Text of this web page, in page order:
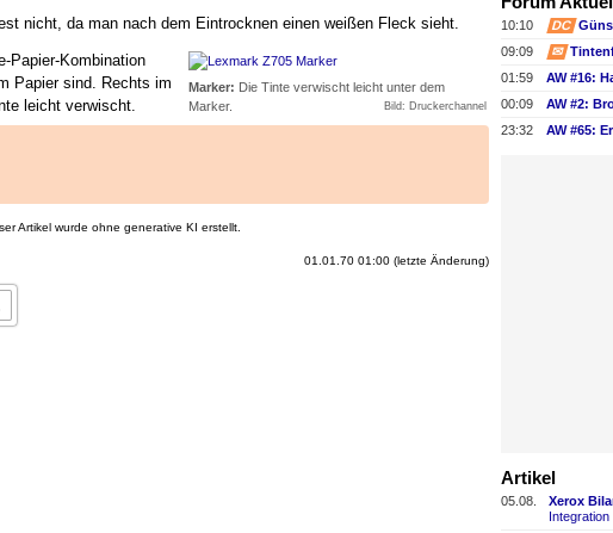
nicht, da man nach dem Eintrocknen einen weißen Fleck sieht.
Marker: Die Tinte verwischt leicht unter dem
Marker.
Bild: Druckerchannel
Papier-Kombination
Papier sind. Rechts im
leicht verwischt.
Artikel wurde ohne generative KI erstellt.
01.01.70 01:00 (letzte Änderung)
10:10
DC
09:09
✉
01:59
00:09
23:32
AW #65:
Artikel
05.08.
Xerox
Integration